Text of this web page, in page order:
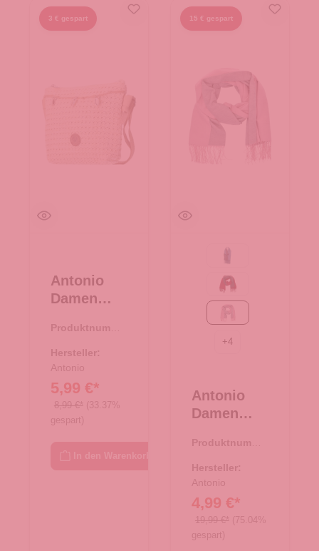
3 € gespart
Antonio
Damen
Tasche XS
- beige
Produktnumme
Hersteller:
Antonio
5,99 €*
8,99 €* (33.37%
gespart)
15 € gespart
69-navy
bordeaux/grau
+4
Antonio
Damen
Cashmera
- rosa/grau
Produktnumme
Hersteller:
Antonio
4,99 €*
19,99 €* (75.04%
gespart)